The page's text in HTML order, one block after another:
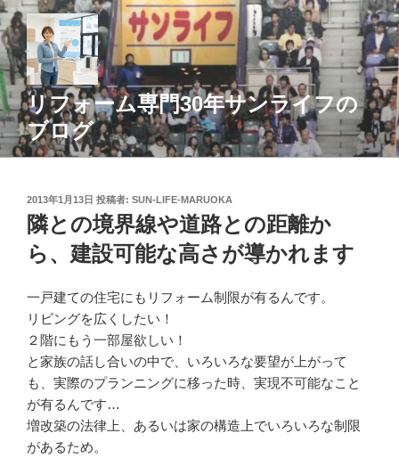
コ
ン
テ
ン
ツ
へ
ス
キ
リフォーム専門30年サンライフの
ブログ
投
稿
日:
2013年1月13日 投稿者: SUN-LIFE-MARUOKA
隣との境界線や道路との距離か
ら、建設可能な高さが導かれます
一戸建ての住宅にもリフォーム制限が有るんです。
リビングを広くしたい！
２階にもう一部屋欲しい！
と家族の話し合いの中で、いろいろな要望が上がって
も、実際のプランニングに移った時、実現不可能なこと
が有るんです…
増改築の法律上、あるいは家の構造上でいろいろな制限
があるため。